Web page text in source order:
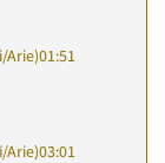
Arie)01:51
Arie)03:01